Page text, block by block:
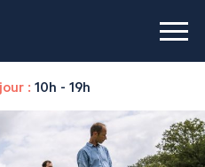
: 10h - 19h